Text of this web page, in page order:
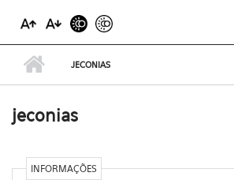
JECONIAS
jeconias
INFORMAÇÕES